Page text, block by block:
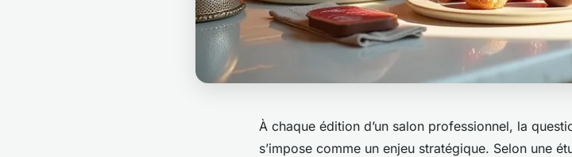
À chaque édition d’un salon professionnel, la
s’impose comme un enjeu stratégique. Selon une